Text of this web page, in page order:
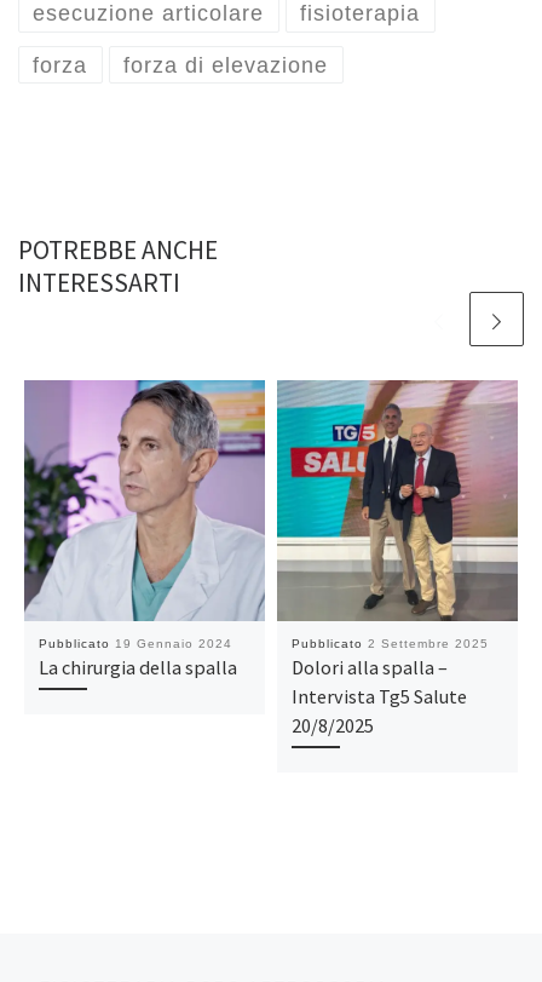
esecuzione articolare fisioterapia
forza forza di elevazione
POTREBBE ANCHE
INTERESSARTI
Pubblicato 19 Gennaio 2024
La chirurgia della spalla
Pubblicato 2 Settembre 2025
Dolori alla spalla –
Intervista Tg5 Salute
20/8/2025